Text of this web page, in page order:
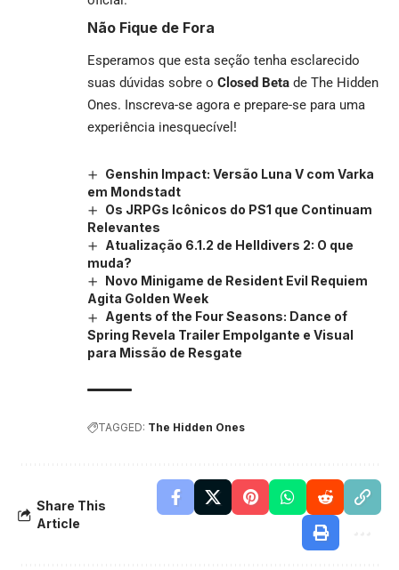
Não Fique de Fora
Esperamos que esta seção tenha esclarecido
suas dúvidas sobre o Closed Beta de The Hidden
Ones. Inscreva-se agora e prepare-se para uma
experiência inesquecível!
Genshin Impact: Versão Luna V com Varka
em Mondstadt
Os JRPGs Icônicos do PS1 que Continuam
Relevantes
Atualização 6.1.2 de Helldivers 2: O que
muda?
Novo Minigame de Resident Evil Requiem
Agita Golden Week
Agents of the Four Seasons: Dance of
Spring Revela Trailer Empolgante e Visual
para Missão de Resgate
TAGGED: The Hidden Ones
Share This
Article